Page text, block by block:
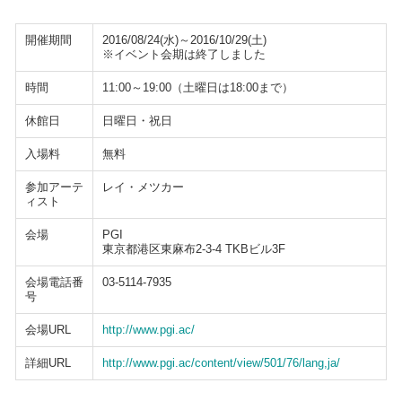
開催期間
2016/08/24(水)～2016/10/29(土)
※イベント会期は終了しました
時間 11:00～19:00（土曜日は18:00まで）
休館日 日曜日・祝日
入場料 無料
参加アーテ
ィスト
レイ・メツカー
会場
PGI
東京都港区東麻布2-3-4 TKBビル3F
会場電話番
号
03-5114-7935
会場URL http://www.pgi.ac/
詳細URL http://www.pgi.ac/content/view/501/76/lang,ja/